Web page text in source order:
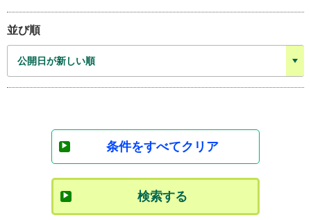
並び順
条件をすべてクリア
検索する